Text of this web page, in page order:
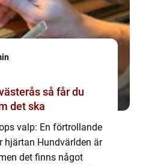
så får du
det ska
valp: En förtrollande
hjärtan Hundvärlden är
det finns något